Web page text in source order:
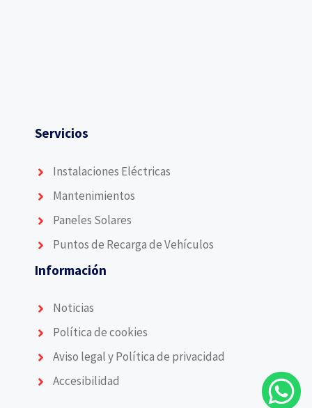
Servicios
Instalaciones Eléctricas
Mantenimientos
Paneles Solares
Puntos de Recarga de Vehículos
Información
Noticias
Política de cookies
Aviso legal y Política de privacidad
Accesibilidad